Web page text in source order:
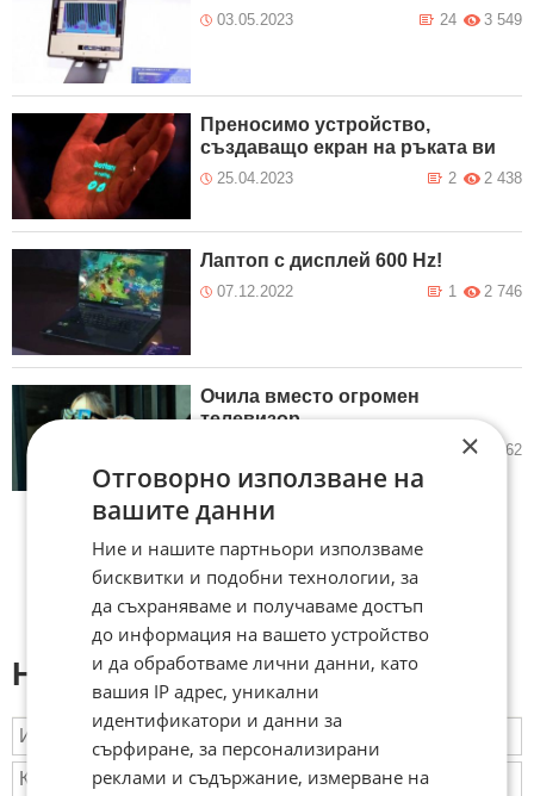
03.05.2023 3 549
24
Преносимо устройство,
създаващо екран на ръката ви
25.04.2023 2 438
2
Лаптоп с дисплей 600 Hz!
07.12.2022 2 746
1
Очила вместо огромен
телевизор
6 962
Напиши коментар:
×
Отговорно използване на
вашите данни
Ние и нашите партньори използваме
бисквитки и подобни технологии, за
да съхраняваме и получаваме достъп
до информация на вашето устройство
и да обработваме лични данни, като
вашия IP адрес, уникални
идентификатори и данни за
сърфиране, за персонализирани
реклами и съдържание, измерване на